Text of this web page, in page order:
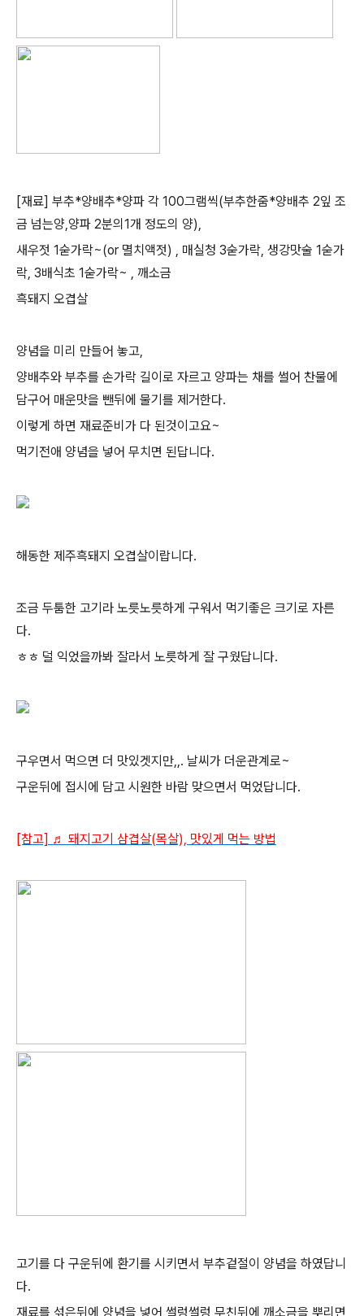
[재료] 부추*양배추*양파 각 100그램씩(부추한줌*양배추 2잎 조
금 넘는양,양파 2분의1개 정도의 양),
새우젓 1숟가락~(or 멸치액젓) , 매실청 3숟가락, 생강맛술 1숟가
락, 3배식초 1숟가락~ , 깨소금
흑돼지 오겹살
양념을 미리 만들어 놓고,
양배추와 부추를 손가락 길이로 자르고 양파는 채를 썰어 찬물에
담구어 매운맛을 뺀뒤에 물기를 제거한다.
이렇게 하면 재료준비가 다 된것이고요~
먹기전애 양념을 넣어 무치면 된답니다.
해동한 제주흑돼지 오겹살이랍니다.
조금 두툼한 고기라 노릇노릇하게 구워서 먹기좋은 크기로 자른
다.
ㅎㅎ 덜 익었을까봐 잘라서 노릇하게 잘 구웠답니다.
구우면서 먹으면 더 맛있겟지만,,. 날씨가 더운관계로~
구운뒤에 접시에 담고 시원한 바람 맞으면서 먹었답니다.
[참고] ♬ 돼지고기 삼겹살(목살), 맛있게 먹는 방법
고기를 다 구운뒤에 환기를 시키면서 부추겉절이 양념을 하였답니
다.
재료를 섞은뒤에 양념을 넣어 썰렁썰렁 무친뒤에 깨소금을 뿌리면